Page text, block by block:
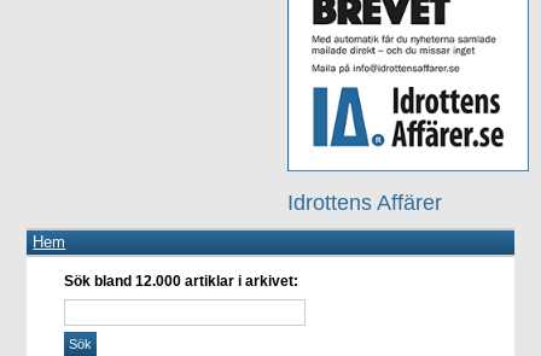
Idrottens Affärer
Hem
Sök bland 12.000 artiklar i arkivet: